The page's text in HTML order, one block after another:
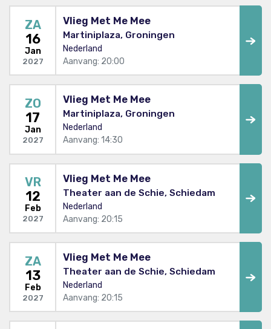
ZA
16
Jan
2027
Vlieg Met Me Mee
Martiniplaza, Groningen
Nederland
Aanvang: 20:00
ZO
17
Jan
2027
Vlieg Met Me Mee
Martiniplaza, Groningen
Nederland
Aanvang: 14:30
VR
12
Feb
2027
Vlieg Met Me Mee
Theater aan de Schie, Schiedam
Nederland
Aanvang: 20:15
ZA
13
Feb
2027
Vlieg Met Me Mee
Theater aan de Schie, Schiedam
Nederland
Aanvang: 20:15